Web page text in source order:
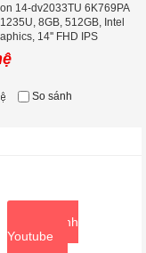
14-dv2033TU 6K769PA
8GB, 512GB, Intel
14'' FHD IPS
So sánh
Xem kênh
Youtube